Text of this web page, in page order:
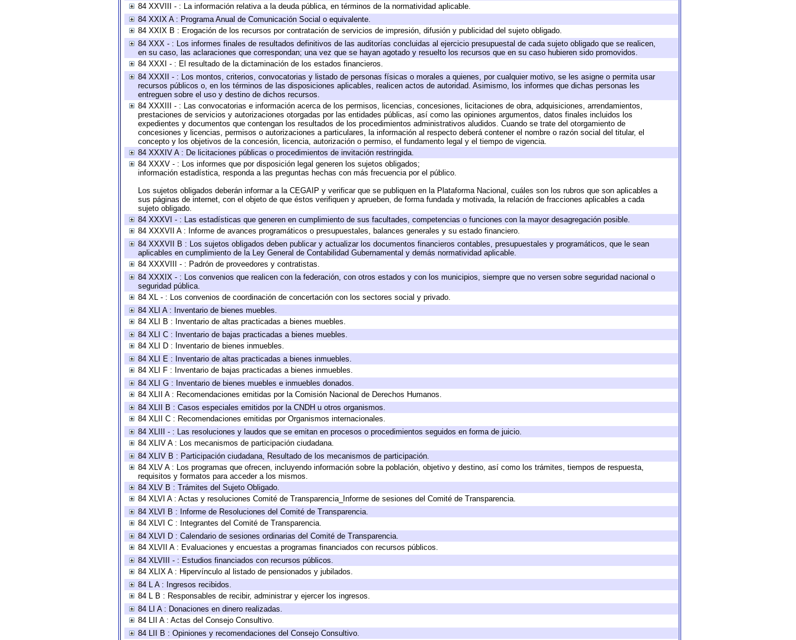
84 XXVIII - : La información relativa a la deuda pública, en términos de la normatividad aplicable.
84 XXIX A : Programa Anual de Comunicación Social o equivalente.
84 XXIX B : Erogación de los recursos por contratación de servicios de impresión, difusión y publicidad del sujeto obligado.
84 XXX - : Los informes finales de resultados definitivos de las auditorías concluidas al ejercicio presupuestal de cada sujeto obligado que se realicen,
en su caso, las aclaraciones que correspondan; una vez que se hayan agotado y resuelto los recursos que en su caso hubieren sido promovidos.
84 XXXI - : El resultado de la dictaminación de los estados financieros.
84 XXXII - : Los montos, criterios, convocatorias y listado de personas físicas o morales a quienes, por cualquier motivo, se les asigne o permita usar
recursos públicos o, en los términos de las disposiciones aplicables, realicen actos de autoridad. Asimismo, los informes que dichas personas les
entreguen sobre el uso y destino de dichos recursos.
84 XXXIII - : Las convocatorias e información acerca de los permisos, licencias, concesiones, licitaciones de obra, adquisiciones, arrendamientos,
prestaciones de servicios y autorizaciones otorgadas por las entidades públicas, así como las opiniones argumentos, datos finales incluidos los
expedientes y documentos que contengan los resultados de los procedimientos administrativos aludidos. Cuando se trate del otorgamiento de
concesiones y licencias, permisos o autorizaciones a particulares, la información al respecto deberá contener el nombre o razón social del titular, el
concepto y los objetivos de la concesión, licencia, autorización o permiso, el fundamento legal y el tiempo de vigencia.
84 XXXIV A : De licitaciones públicas o procedimientos de invitación restringida.
84 XXXV - : Los informes que por disposición legal generen los sujetos obligados;
información estadística, responda a las preguntas hechas con más frecuencia por el público.
Los sujetos obligados deberán informar a la CEGAIP y verificar que se publiquen en la Plataforma Nacional, cuáles son los rubros que son aplicables a
sus páginas de internet, con el objeto de que éstos verifiquen y aprueben, de forma fundada y motivada, la relación de fracciones aplicables a cada
sujeto obligado.
84 XXXVI - : Las estadísticas que generen en cumplimiento de sus facultades, competencias o funciones con la mayor desagregación posible.
84 XXXVII A : Informe de avances programáticos o presupuestales, balances generales y su estado financiero.
84 XXXVII B : Los sujetos obligados deben publicar y actualizar los documentos financieros contables, presupuestales y programáticos, que le sean
aplicables en cumplimiento de la Ley General de Contabilidad Gubernamental y demás normatividad aplicable.
84 XXXVIII - : Padrón de proveedores y contratistas.
84 XXXIX - : Los convenios que realicen con la federación, con otros estados y con los municipios, siempre que no versen sobre seguridad nacional o
seguridad pública.
84 XL - : Los convenios de coordinación de concertación con los sectores social y privado.
84 XLI A : Inventario de bienes muebles.
84 XLI B : Inventario de altas practicadas a bienes muebles.
84 XLI C : Inventario de bajas practicadas a bienes muebles.
84 XLI D : Inventario de bienes inmuebles.
84 XLI E : Inventario de altas practicadas a bienes inmuebles.
84 XLI F : Inventario de bajas practicadas a bienes inmuebles.
84 XLI G : Inventario de bienes muebles e inmuebles donados.
84 XLII A : Recomendaciones emitidas por la Comisión Nacional de Derechos Humanos.
84 XLII B : Casos especiales emitidos por la CNDH u otros organismos.
84 XLII C : Recomendaciones emitidas por Organismos internacionales.
84 XLIII - : Las resoluciones y laudos que se emitan en procesos o procedimientos seguidos en forma de juicio.
84 XLIV A : Los mecanismos de participación ciudadana.
84 XLIV B : Participación ciudadana, Resultado de los mecanismos de participación.
84 XLV A : Los programas que ofrecen, incluyendo información sobre la población, objetivo y destino, así como los trámites, tiempos de respuesta,
requisitos y formatos para acceder a los mismos.
84 XLV B : Trámites del Sujeto Obligado.
84 XLVI A : Actas y resoluciones Comité de Transparencia_Informe de sesiones del Comité de Transparencia.
84 XLVI B : Informe de Resoluciones del Comité de Transparencia.
84 XLVI C : Integrantes del Comité de Transparencia.
84 XLVI D : Calendario de sesiones ordinarias del Comité de Transparencia.
84 XLVII A : Evaluaciones y encuestas a programas financiados con recursos públicos.
84 XLVIII - : Estudios financiados con recursos públicos.
84 XLIX A : Hipervínculo al listado de pensionados y jubilados.
84 L A : Ingresos recibidos.
84 L B : Responsables de recibir, administrar y ejercer los ingresos.
84 LI A : Donaciones en dinero realizadas.
84 LII A : Actas del Consejo Consultivo.
84 LII B : Opiniones y recomendaciones del Consejo Consultivo.